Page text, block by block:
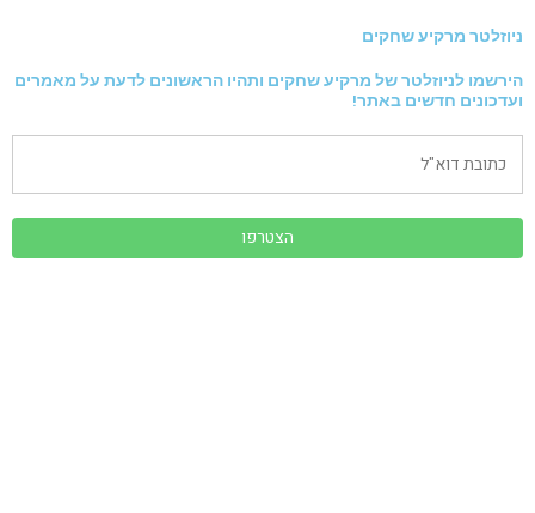
ניוזלטר מרקיע שחקים
הירשמו לניוזלטר של מרקיע שחקים ותהיו הראשונים לדעת על מאמרים
ועדכונים חדשים באתר!